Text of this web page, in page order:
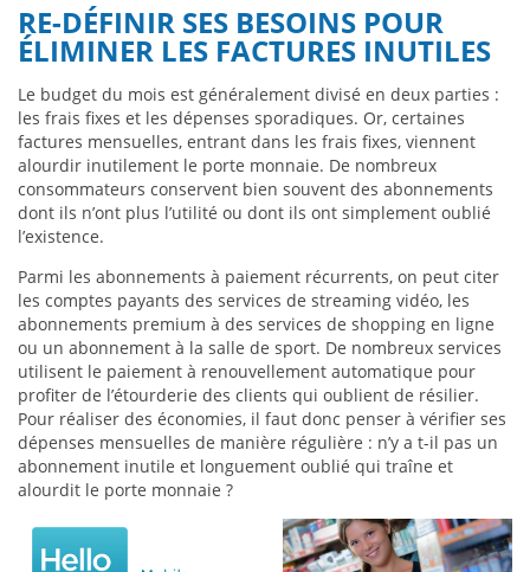
RE-DÉFINIR SES BESOINS POUR
ÉLIMINER LES FACTURES INUTILES
Le budget du mois est généralement divisé en deux parties :
les frais fixes et les dépenses sporadiques. Or, certaines
factures mensuelles, entrant dans les frais fixes, viennent
alourdir inutilement le porte monnaie. De nombreux
consommateurs conservent bien souvent des abonnements
dont ils n’ont plus l’utilité ou dont ils ont simplement oublié
l’existence.
Parmi les abonnements à paiement récurrents, on peut citer
les comptes payants des services de streaming vidéo, les
abonnements premium à des services de shopping en ligne
ou un abonnement à la salle de sport. De nombreux services
utilisent le paiement à renouvellement automatique pour
profiter de l’étourderie des clients qui oublient de résilier.
Pour réaliser des économies, il faut donc penser à vérifier ses
dépenses mensuelles de manière régulière : n’y a t-il pas un
abonnement inutile et longuement oublié qui traîne et
alourdit le porte monnaie ?